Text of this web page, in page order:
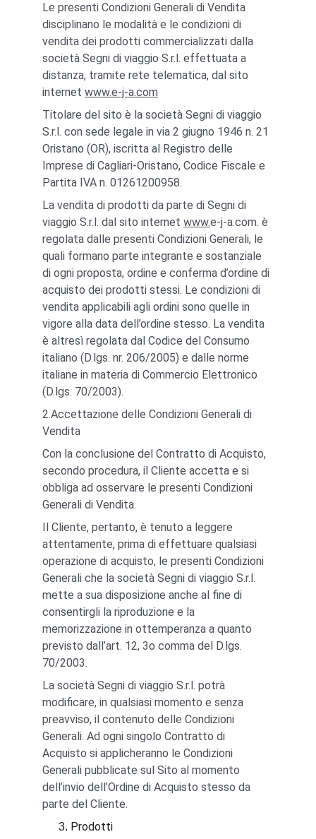
Le presenti Condizioni Generali di Vendita
disciplinano le modalità e le condizioni di
vendita dei prodotti commercializzati dalla
società Segni di viaggio S.r.l. effettuata a
distanza, tramite rete telematica, dal sito
internet www.e-j-a.com
Titolare del sito è la società Segni di viaggio
S.r.l. con sede legale in via 2 giugno 1946 n. 21
Oristano (OR), iscritta al Registro delle
Imprese di Cagliari-Oristano, Codice Fiscale e
Partita IVA n. 01261200958.
La vendita di prodotti da parte di Segni di
viaggio S.r.l. dal sito internet www.e-j-a.com. è
regolata dalle presenti Condizioni Generali, le
quali formano parte integrante e sostanziale
di ogni proposta, ordine e conferma d’ordine di
acquisto dei prodotti stessi. Le condizioni di
vendita applicabili agli ordini sono quelle in
vigore alla data dell’ordine stesso. La vendita
è altresì regolata dal Codice del Consumo
italiano (D.lgs. nr. 206/2005) e dalle norme
italiane in materia di Commercio Elettronico
(D.lgs. 70/2003).
2.Accettazione delle Condizioni Generali di
Vendita
Con la conclusione del Contratto di Acquisto,
secondo procedura, il Cliente accetta e si
obbliga ad osservare le presenti Condizioni
Generali di Vendita.
Il Cliente, pertanto, è tenuto a leggere
attentamente, prima di effettuare qualsiasi
operazione di acquisto, le presenti Condizioni
Generali che la società Segni di viaggio S.r.l.
mette a sua disposizione anche al fine di
consentirgli la riproduzione e la
memorizzazione in ottemperanza a quanto
previsto dall’art. 12, 3o comma del D.lgs.
70/2003.
La società Segni di viaggio S.r.l. potrà
modificare, in qualsiasi momento e senza
preavviso, il contenuto delle Condizioni
Generali. Ad ogni singolo Contratto di
Acquisto si applicheranno le Condizioni
Generali pubblicate sul Sito al momento
dell’invio dell’Ordine di Acquisto stesso da
parte del Cliente.
Prodotti